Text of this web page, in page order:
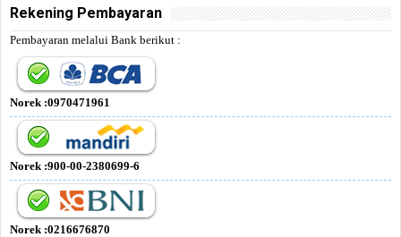
Rekening Pembayaran
Pembayaran melalui Bank berikut :
Norek :0970471961
Norek :900-00-2380699-6
Norek :0216676870